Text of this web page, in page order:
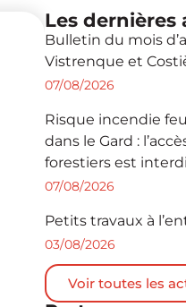
Les dernières
Bulletin du mois
Vistrenque et
07/08/2026
Risque incendie
dans le Gard :
forestiers est
07/08/2026
Petits travaux à
03/08/2026
Voir toutes les